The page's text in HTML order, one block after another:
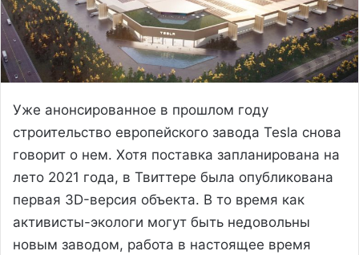
Уже анонсированное в прошлом году
строительство европейского завода Tesla снова
говорит о нем. Хотя поставка запланирована на
лето 2021 года, в Твиттере была опубликована
первая 3D-версия объекта. В то время как
активисты-экологи могут быть недовольны
новым заводом, работа в настоящее время